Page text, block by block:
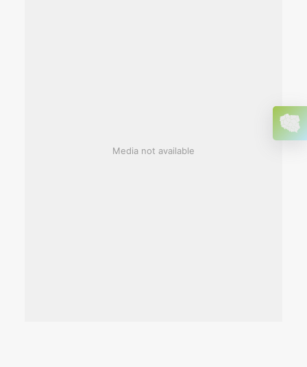
Media not available